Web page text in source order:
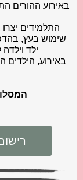
באירוע ההורים
התלמידים
שימוש בעץ,
ילד
באירוע, הילדים